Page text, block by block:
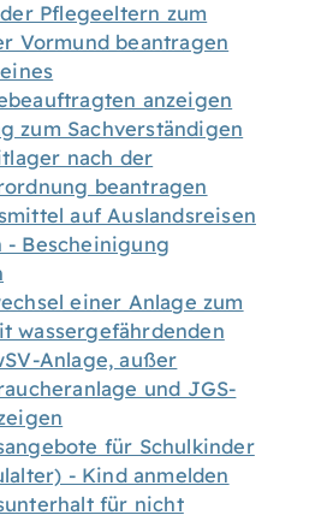
Pflegeeltern zum
Vormund beantragen
anzeigen
zum Sachverständigen
nach der
beantragen
auf Auslandsreisen
- Bescheinigung
einer Anlage zum
wassergefährdenden
Anlage, außer
und JGS-
für Schulkinder
- Kind anmelden
für nicht